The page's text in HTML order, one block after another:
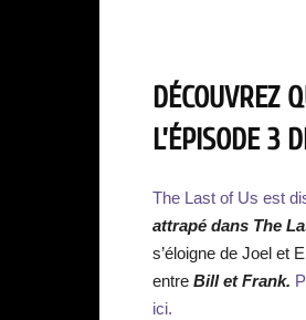
DÉCOUVREZ
L’ÉPISODE 3
The Last of Us est
attrapé dans The
s’éloigne de Joel et
entre Bill et Frank.
ici.